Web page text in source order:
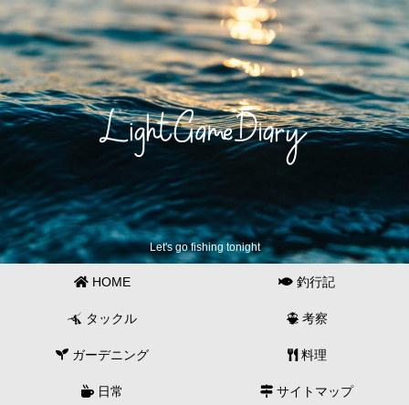
Let's go fishing tonight
HOME 釣行記
タックル 考察
ガーデニング 料理
日常 サイトマップ